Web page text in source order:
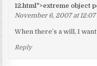
12.html">extreme object
November 6, 2007 at 12:07
When there’s a will, I
Reply